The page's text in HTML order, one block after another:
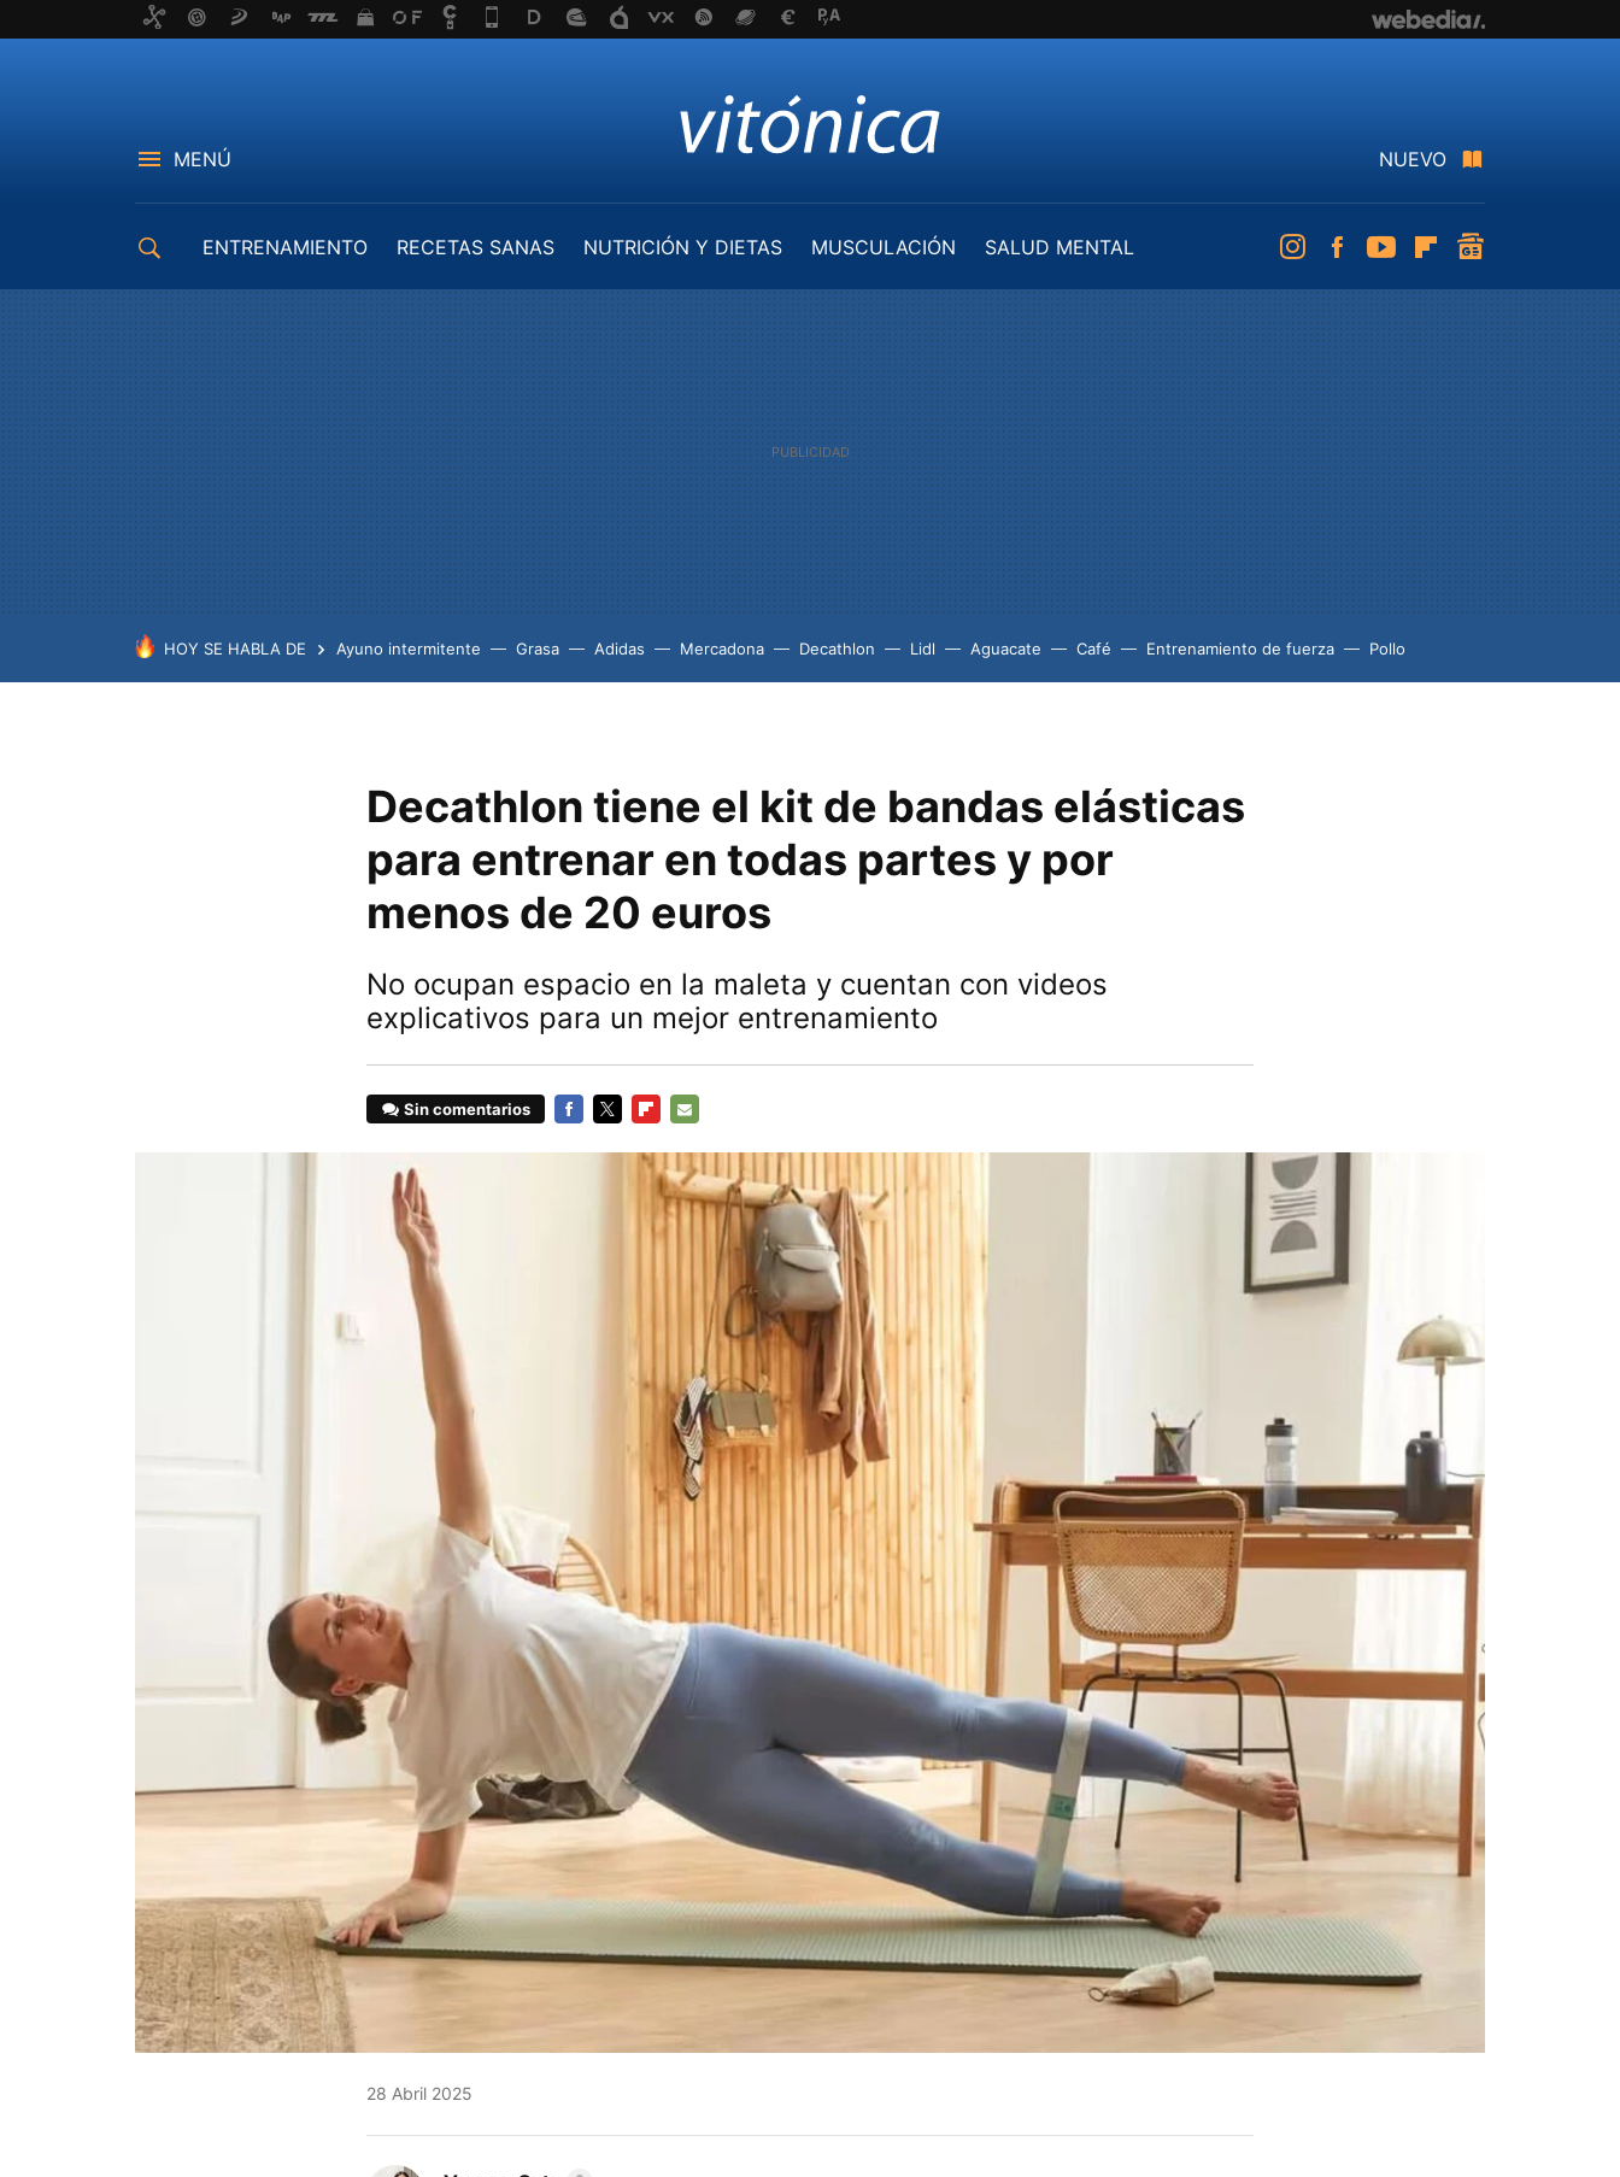
MENÚ NUEVO
ENTRENAMIENTO RECETAS SANAS NUTRICIÓN Y DIETAS MUSCULACIÓN
SALUD MENTAL
InstagramFacebookYoutubeFlipboard
HOY SE HABLA DE Ayuno intermitente Grasa Adidas Mercadona Decathlon Lidl Aguacate Café Entrenamiento de fuerza Pollo
Decathlon tiene el kit de bandas elásticas
para entrenar en todas partes y por
menos de 20 euros
No ocupan espacio en la maleta y cuentan con videos
explicativos para un mejor entrenamiento
Sin comentarios
MAIL
28 Abril 2025